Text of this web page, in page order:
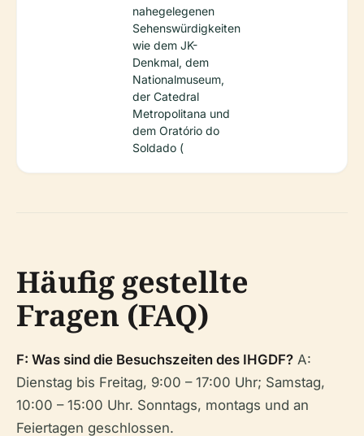
nahegelegenen
Sehenswürdigkeiten
wie dem JK-
Denkmal, dem
Nationalmuseum,
der Catedral
Metropolitana und
dem Oratório do
Soldado (
Häufig gestellte
Fragen (FAQ)
F: Was sind die Besuchszeiten des IHGDF? A:
Dienstag bis Freitag, 9:00 – 17:00 Uhr; Samstag,
10:00 – 15:00 Uhr. Sonntags, montags und an
Feiertagen geschlossen.